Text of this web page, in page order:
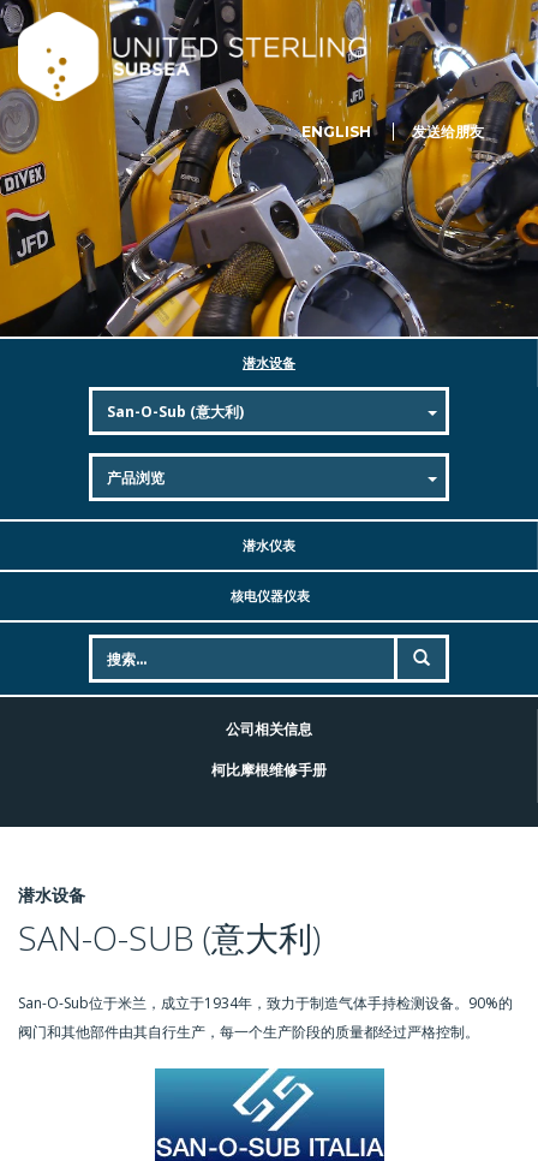
ENGLISH 发送给朋友
潜水设备
潜水仪表
核电仪器仪表
公司相关信息
柯比摩根维修手册
潜水设备
SAN-O-SUB (意大利)
San-O-Sub位于米兰，成立于1934年，致力于制造气体手持检测设备。90%的
阀门和其他部件由其自行生产，每一个生产阶段的质量都经过严格控制。